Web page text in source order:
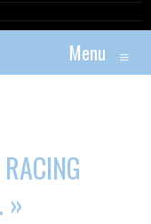
Menu ≡
»